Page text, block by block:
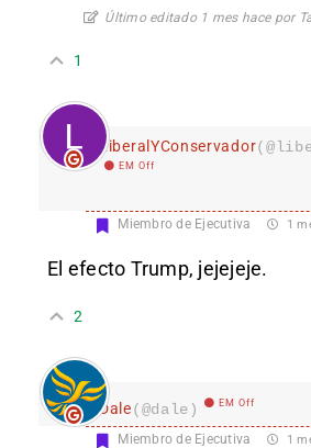
Último editado 1 mes hace por
1
LiberalYConservador
EM Off
Miembro de Ejecutiva 1
El efecto Trump, jejejeje.
2
Dale(@dale) EM Off
Miembro de Ejecutiva 1